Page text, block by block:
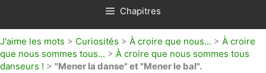
Chapitres
J'aime les mots > Curiosités > À croire que nous... > À croire
que nous sommes tous... > À croire que nous sommes tous
danseurs ! > "Mener la danse" et "Mener le bal".